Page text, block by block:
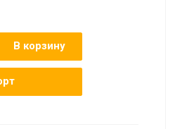
В корзину